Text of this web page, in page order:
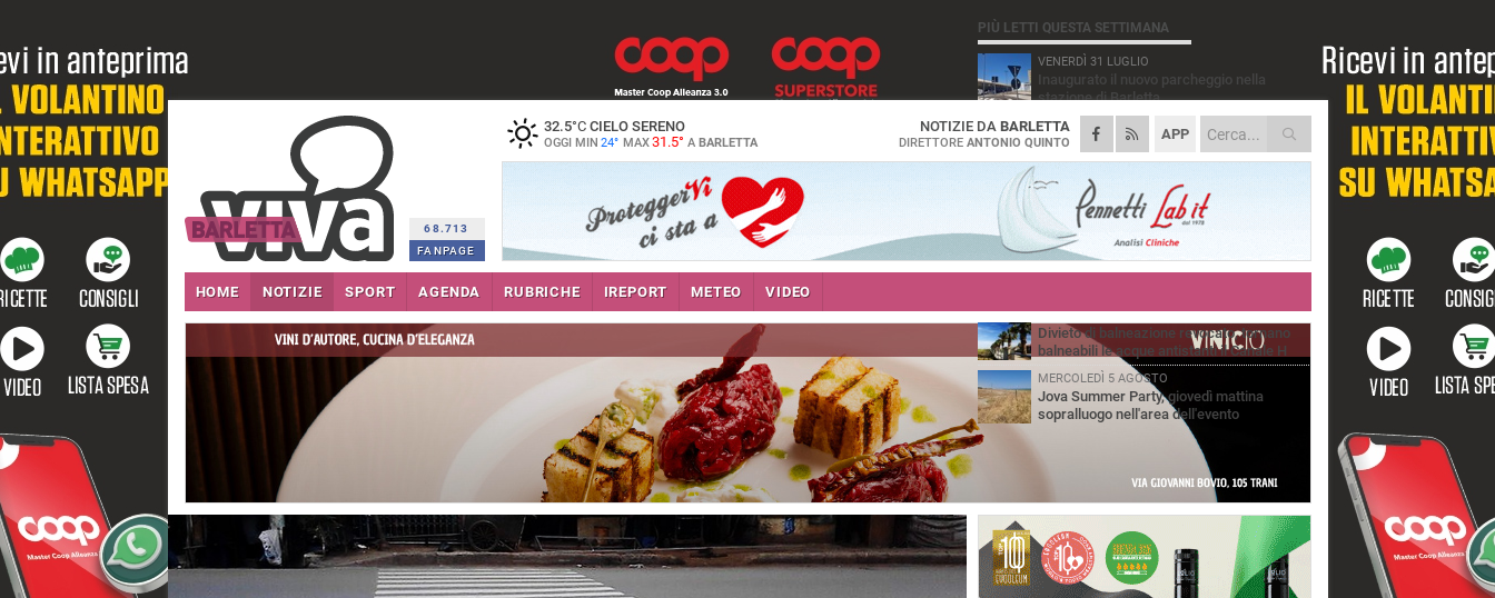
68.713
FANPAGE
32.5°CCIELO SERENO
OGGI MIN 24° MAX31.5° A BARLETTA
APP
NOTIZIE DA BARLETTA
DIRETTORE ANTONIO QUINTO
HOME NOTIZIE SPORT AGENDA RUBRICHE IREPORT METEO VIDEO
PIÙ LETTI QUESTA SETTIMANA
VENERDÌ 31 LUGLIO
Inaugurato il nuovo parcheggio nella
stazione di Barletta
MERCOLEDÌ 5 AGOSTO
Barletta piange Gioacchino Dagnello:
64enne barlettano investito all'alba a Trani
GIOVEDÌ 30 LUGLIO
Rapina all'Ipercoop di Barletta: nel mirino la
gioielleria, banditi in fuga
DOMENICA 2 AGOSTO
Beni confiscati alla mafia. Nasce il servizio
VENERDÌ 31 LUGLIO
Divieto di balneazione revocato, tornano
balneabili le acque antistanti il Canale H
MERCOLEDÌ 5 AGOSTO
Jova Summer Party, giovedì mattina
sopralluogo nell'area dell'evento